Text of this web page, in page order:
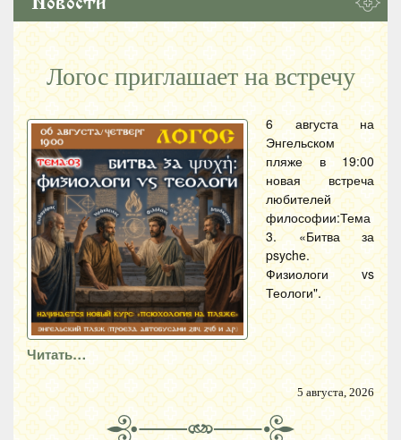
Логос приглашает на встречу
6 августа на
Энгельском
пляже в 19:00
новая встреча
любителей
философии:Тема
3. «Битва за
psyche.
Физиологи vs
Теологи".
Читать…
5 августа, 2026